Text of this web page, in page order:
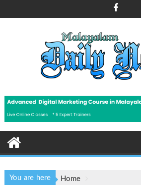
to
You are here
Home